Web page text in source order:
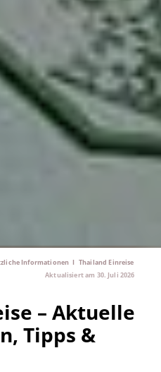
Informationen I Thailand Einreise
Aktualisiert am 30. Juli 2026
– Aktuelle
Tipps &